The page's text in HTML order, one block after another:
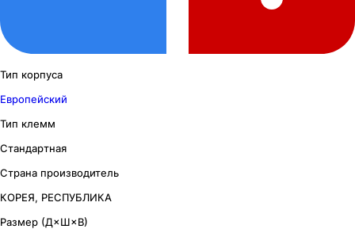
Тип корпуса
Европейский
Тип клемм
Стандартная
Страна производитель
КОРЕЯ, РЕСПУБЛИКА
Размер (Д×Ш×В)